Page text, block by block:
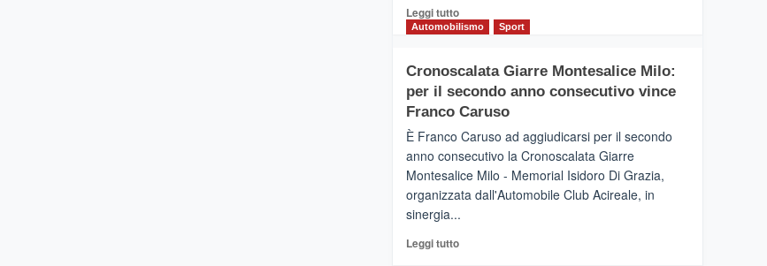
tour
tra
vicoli
medievali
Leggi tuttoLeggi
di
Mondello
(Palermo)
–
adesso
Pasta
–
La
Dente”,
Automobilismo Sport
Cronoscalata Giarre Montesalice Milo:
per il secondo anno consecutivo vince
Franco Caruso
È Franco Caruso ad aggiudicarsi per il secondo
anno consecutivo la Cronoscalata Giarre
Montesalice Milo - Memorial Isidoro Di Grazia,
organizzata dall'Automobile Club Acireale, in
sinergia...
Leggi tuttoLeggi